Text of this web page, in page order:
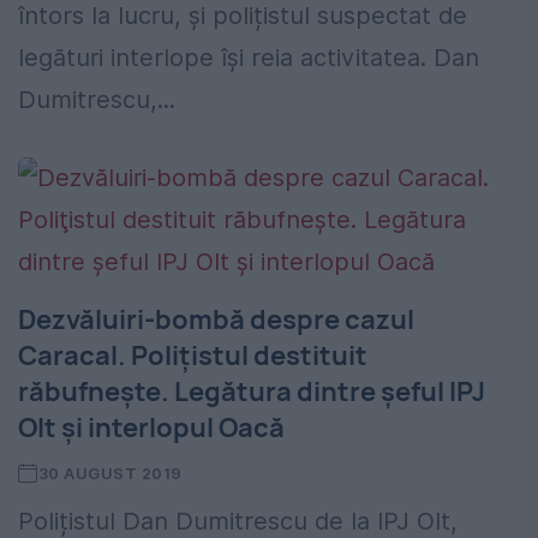
întors la lucru, și polițistul suspectat de
legături interlope își reia activitatea. Dan
Dumitrescu,...
Dezvăluiri-bombă despre cazul
Caracal. Poliţistul destituit
răbufneşte. Legătura dintre şeful IPJ
Olt şi interlopul Oacă
30 AUGUST 2019
Polițistul Dan Dumitrescu de la IPJ Olt,